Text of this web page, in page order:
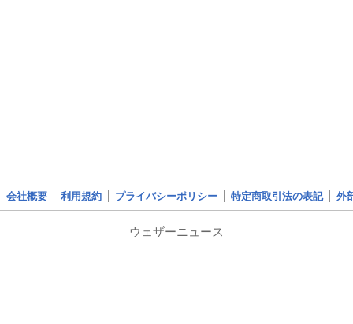
会社概要 利用規約 プライバシーポリシー 特定商取引法の表記 外
ウェザーニュース